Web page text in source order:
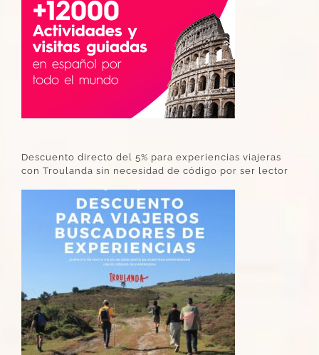
Descuento directo del 5% para experiencias viajeras
con Troulanda sin necesidad de código por ser lector